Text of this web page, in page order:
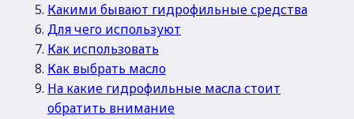
Какими бывают гидрофильные средства
Для чего используют
Как использовать
Как выбрать масло
На какие гидрофильные масла стоит
обратить внимание